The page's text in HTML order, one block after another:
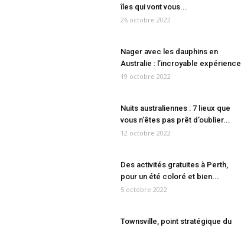
îles qui vont vous...
26 octobre 2022
Nager avec les dauphins en
Australie : l’incroyable expérience
19 octobre 2022
Nuits australiennes : 7 lieux que
vous n’êtes pas prêt d’oublier...
12 octobre 2022
Des activités gratuites à Perth,
pour un été coloré et bien...
5 octobre 2022
Townsville, point stratégique du